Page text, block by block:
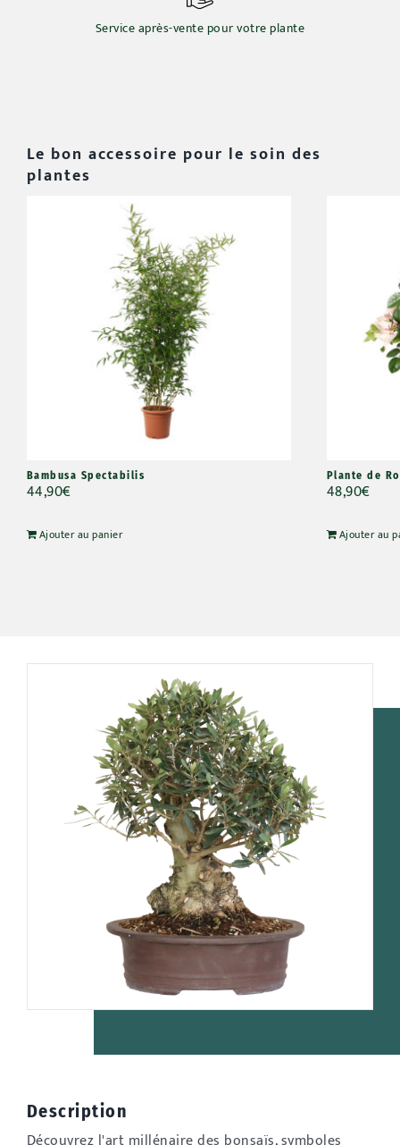
Service après-vente pour votre plante
Le bon accessoire pour le soin des
plantes
Bambusa Spectabilis
44,90€
Ajouter au panier
Plante de
48,90€
Ajouter au
Description